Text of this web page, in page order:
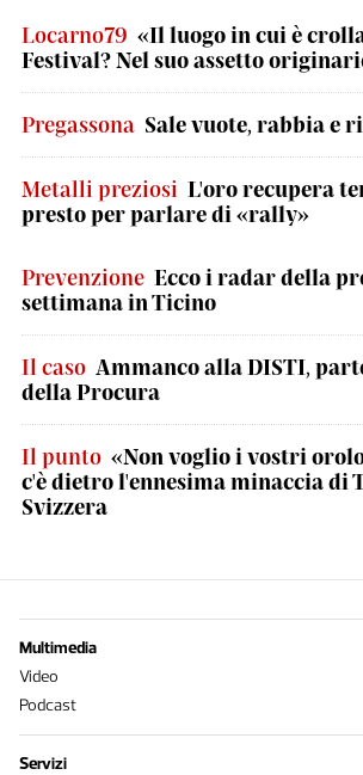
Locarno79 «Il luogo in cui è
Festival? Nel suo assetto
Pregassona Sale vuote, rabbia e
Metalli preziosi L'oro recupera
presto per parlare di «rally»
Prevenzione Ecco i radar della
settimana in Ticino
Il caso Ammanco alla DISTI,
della Procura
Il punto «Non voglio i vostri
c'è dietro l'ennesima minaccia di
Svizzera
Multimedia
Video
Podcast
Servizi